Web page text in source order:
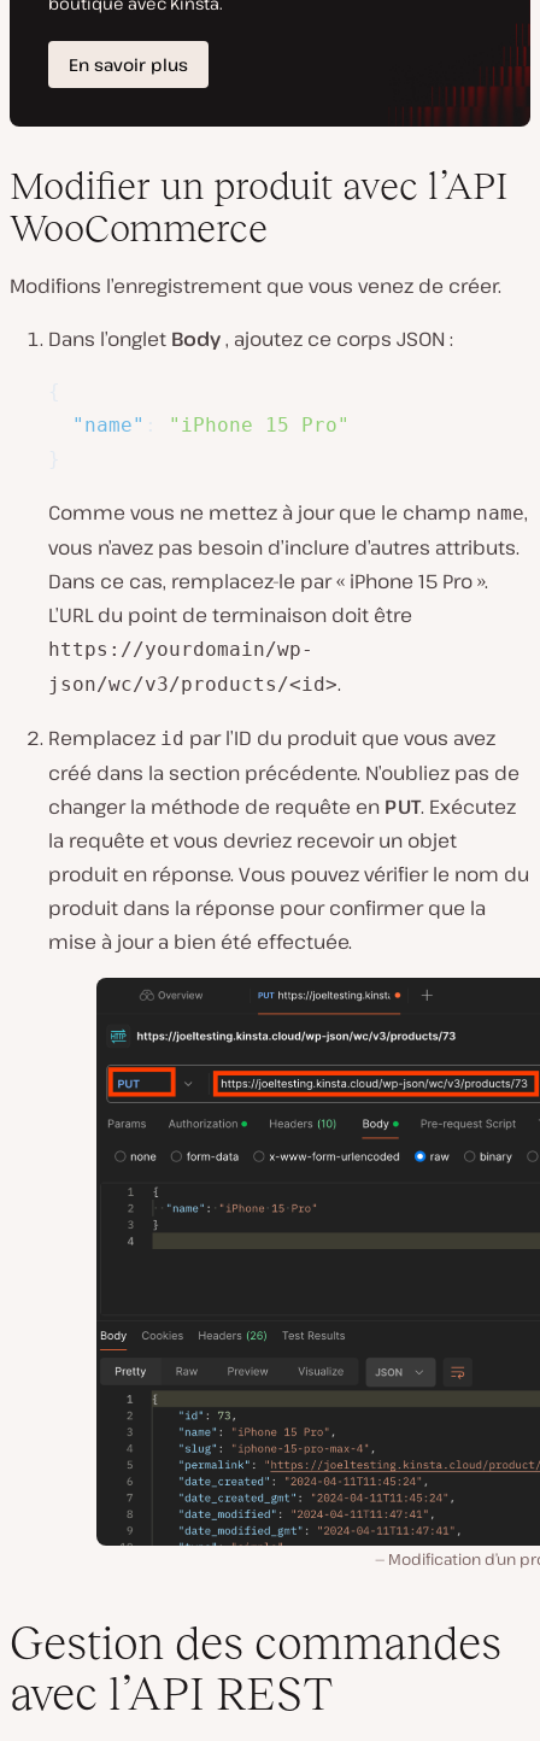
Modifier un produit avec l’API
WooCommerce
Modifions l’enregistrement que vous venez de créer.
Dans l’onglet Body, ajoutez ce corps JSON :
"name"
"iPhone 15 Pro"
Comme vous ne mettez à jour que le champ name,
vous n’avez pas besoin d’inclure d’autres attributs.
Dans ce cas, remplacez-le par « iPhone 15 Pro ».
L’URL du point de terminaison doit être
https://yourdomain/wp-
json/wc/v3/products/<id>.
Remplacez id par l’ID du produit que vous avez
créé dans la section précédente. N’oubliez pas de
changer la méthode de requête en PUT. Exécutez
la requête et vous devriez recevoir un objet
produit en réponse. Vous pouvez vérifier le nom du
produit dans la réponse pour confirmer que la
mise à jour a bien été effectuée.
Modification d’un
Gestion des commandes
avec l’API REST